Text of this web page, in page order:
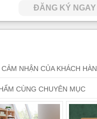
ĐĂNG KÝ NGAY
NHẬN CỦA KHÁCH
CÙNG CHUYÊN MỤC